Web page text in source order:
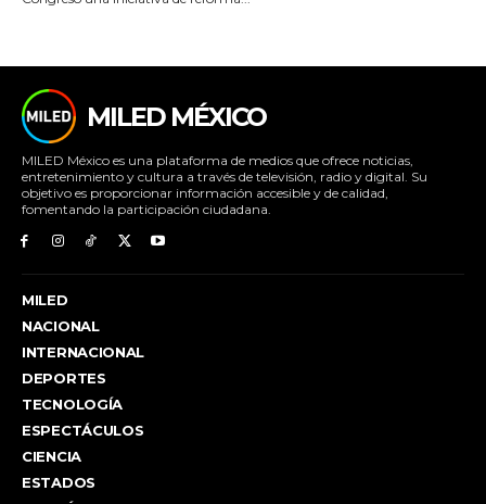
MILED MÉXICO
MILED México es una plataforma de medios que ofrece noticias,
entretenimiento y cultura a través de televisión, radio y digital. Su
objetivo es proporcionar información accesible y de calidad,
fomentando la participación ciudadana.
MILED
NACIONAL
INTERNACIONAL
DEPORTES
TECNOLOGÍA
ESPECTÁCULOS
CIENCIA
ESTADOS